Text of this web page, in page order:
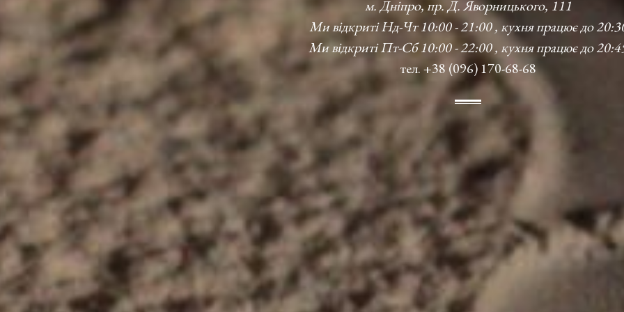
м. Дніпро, пр. Д. Яворницького, 111
Ми відкриті Нд-Чт 10:00 - 21:00 , кухня працює до
Ми відкриті Пт-Сб 10:00 - 22:00 , кухня працює до
тел. +38 (096) 170-68-68